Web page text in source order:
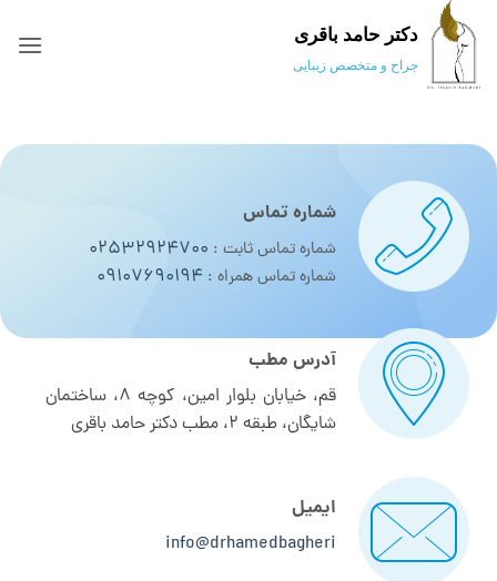
دکتر حامد باقری
جراح و متخصص زیبایی
شماره تماس
شماره تماس ثابت : 02532924700
شماره تماس همراه : 09107690194
آدرس مطب
قم، خیابان بلوار امین، کوچه ۸، ساختمان
شایگان، طبقه ۲، مطب دکتر حامد باقری
ایمیل
info@drhamedbagheri